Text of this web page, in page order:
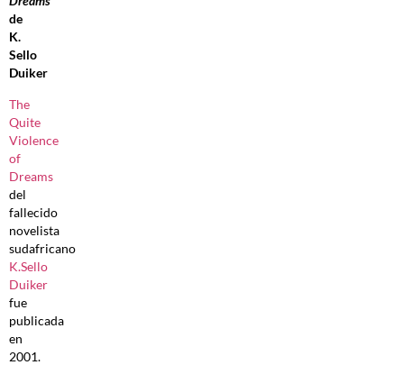
de
K.
Sello
Duiker
The
Quite
Violence
of
Dreams
del
fallecido
novelista
sudafricano
K.Sello
Duiker
fue
publicada
en
2001.